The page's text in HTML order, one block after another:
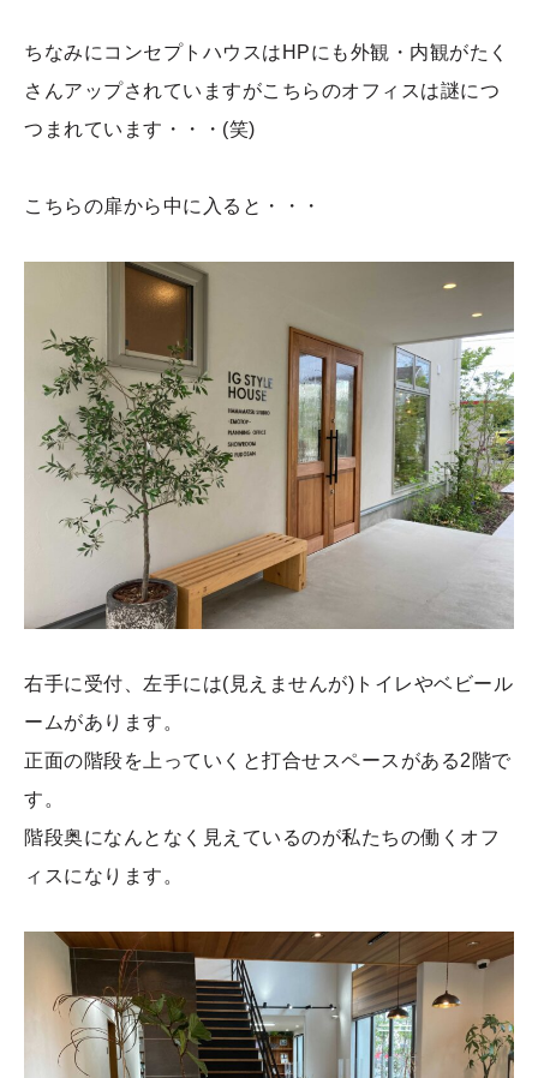
ちなみにコンセプトハウスはHPにも外観・内観がたく
さんアップされていますがこちらのオフィスは謎につ
つまれています・・・(笑)
こちらの扉から中に入ると・・・
右手に受付、左手には(見えませんが)トイレやベビール
ームがあります。
正面の階段を上っていくと打合せスペースがある2階で
す。
階段奥になんとなく見えているのが私たちの働くオフ
ィスになります。